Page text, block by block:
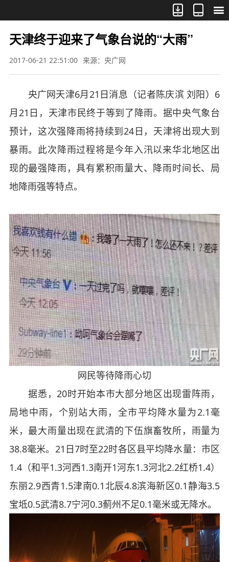



天津终于迎来了气象台说的“大雨”
2017-06-21 22:51:00 来源：央广网
央广网天津6月21日消息（记者陈庆滨 刘阳）6
月21日，天津市民终于等到了降雨。据中央气象台
预计，这次强降雨将持续到24日，天津将出现大到
暴雨。此次降雨过程将是今年入汛以来华北地区出
现的最强降雨，具有累积雨量大、降雨时间长、局
地降雨强等特点。
网民等待降雨心切
据悉，20时开始本市大部分地区出现雷阵雨，
局地中雨，个别站大雨，全市平均降水量为2.1毫
米，最大雨量出现在武清的下伍旗畜牧所，雨量为
38.8毫米。21日7时至22时各区县平均降水量：市区
1.4（和平1.3河西1.3南开1河东1.3河北2.2红桥1.4）
东丽2.9西青1.5津南0.1北辰4.8滨海新区0.1静海3.5
宝坻0.5武清8.7宁河0.3蓟州不足0.1毫米或无降水。